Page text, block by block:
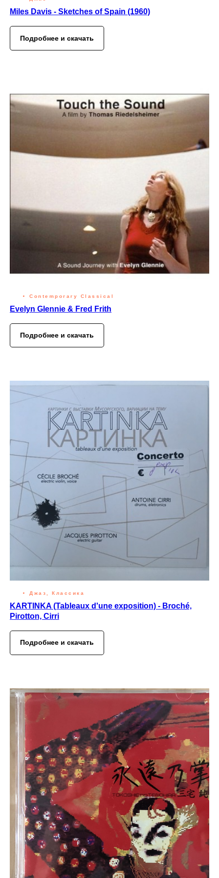
Miles Davis - Sketches of Spain (1960)
Подробнее и скачать
Contemporary Classical
Evelyn Glennie & Fred Frith
Подробнее и скачать
Джаз, Классика
KARTINKA (Tableaux d'une exposition) - Broché,
Pirotton, Cirri
Подробнее и скачать